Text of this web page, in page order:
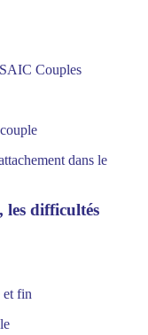
Couples
dans le
les difficultés
et fin